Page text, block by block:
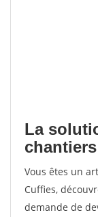
La
Vous êtes un
Cuffies,
demande de